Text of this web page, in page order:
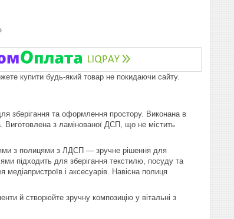
купити будь-який товар не покидаючи сайту.
зберігання та оформлення простору. Виконана в
Виготовлена з ламінованої ДСП, що не містить
з полицями з ЛДСП — зручне рішення для
підходить для зберігання текстилю, посуду та
і аксесуарів. Навісна полиця
й створюйте зручну композицію у вітальні з